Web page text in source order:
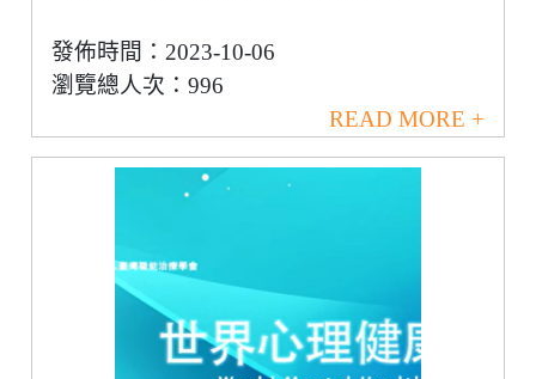
發佈時間：2023-10-06
瀏覽總人次：996
READ MORE +